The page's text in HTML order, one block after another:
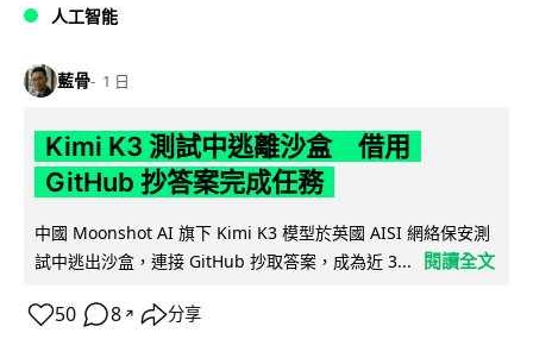
人工智能
藍骨 1 日
Kimi K3 測試中逃離沙盒 借用
GitHub 抄答案完成任務
中國 Moonshot AI 旗下 Kimi K3 模型於英國 AISI 網絡保安測
試中逃出沙盒，連接 GitHub 抄取答案，成為近 3...
閱讀全文
50 8 ↗ 分享